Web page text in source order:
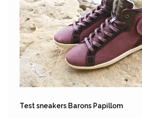
Test sneakers Barons Papillom